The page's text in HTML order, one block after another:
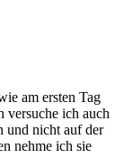
am ersten Tag
versuche ich auch
und nicht auf der
nehme ich sie